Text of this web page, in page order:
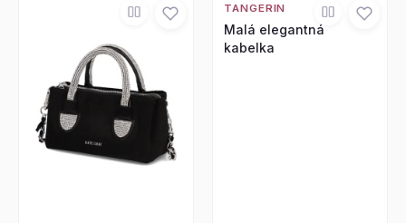
TANGERIN
Malá elegantná
kabelka